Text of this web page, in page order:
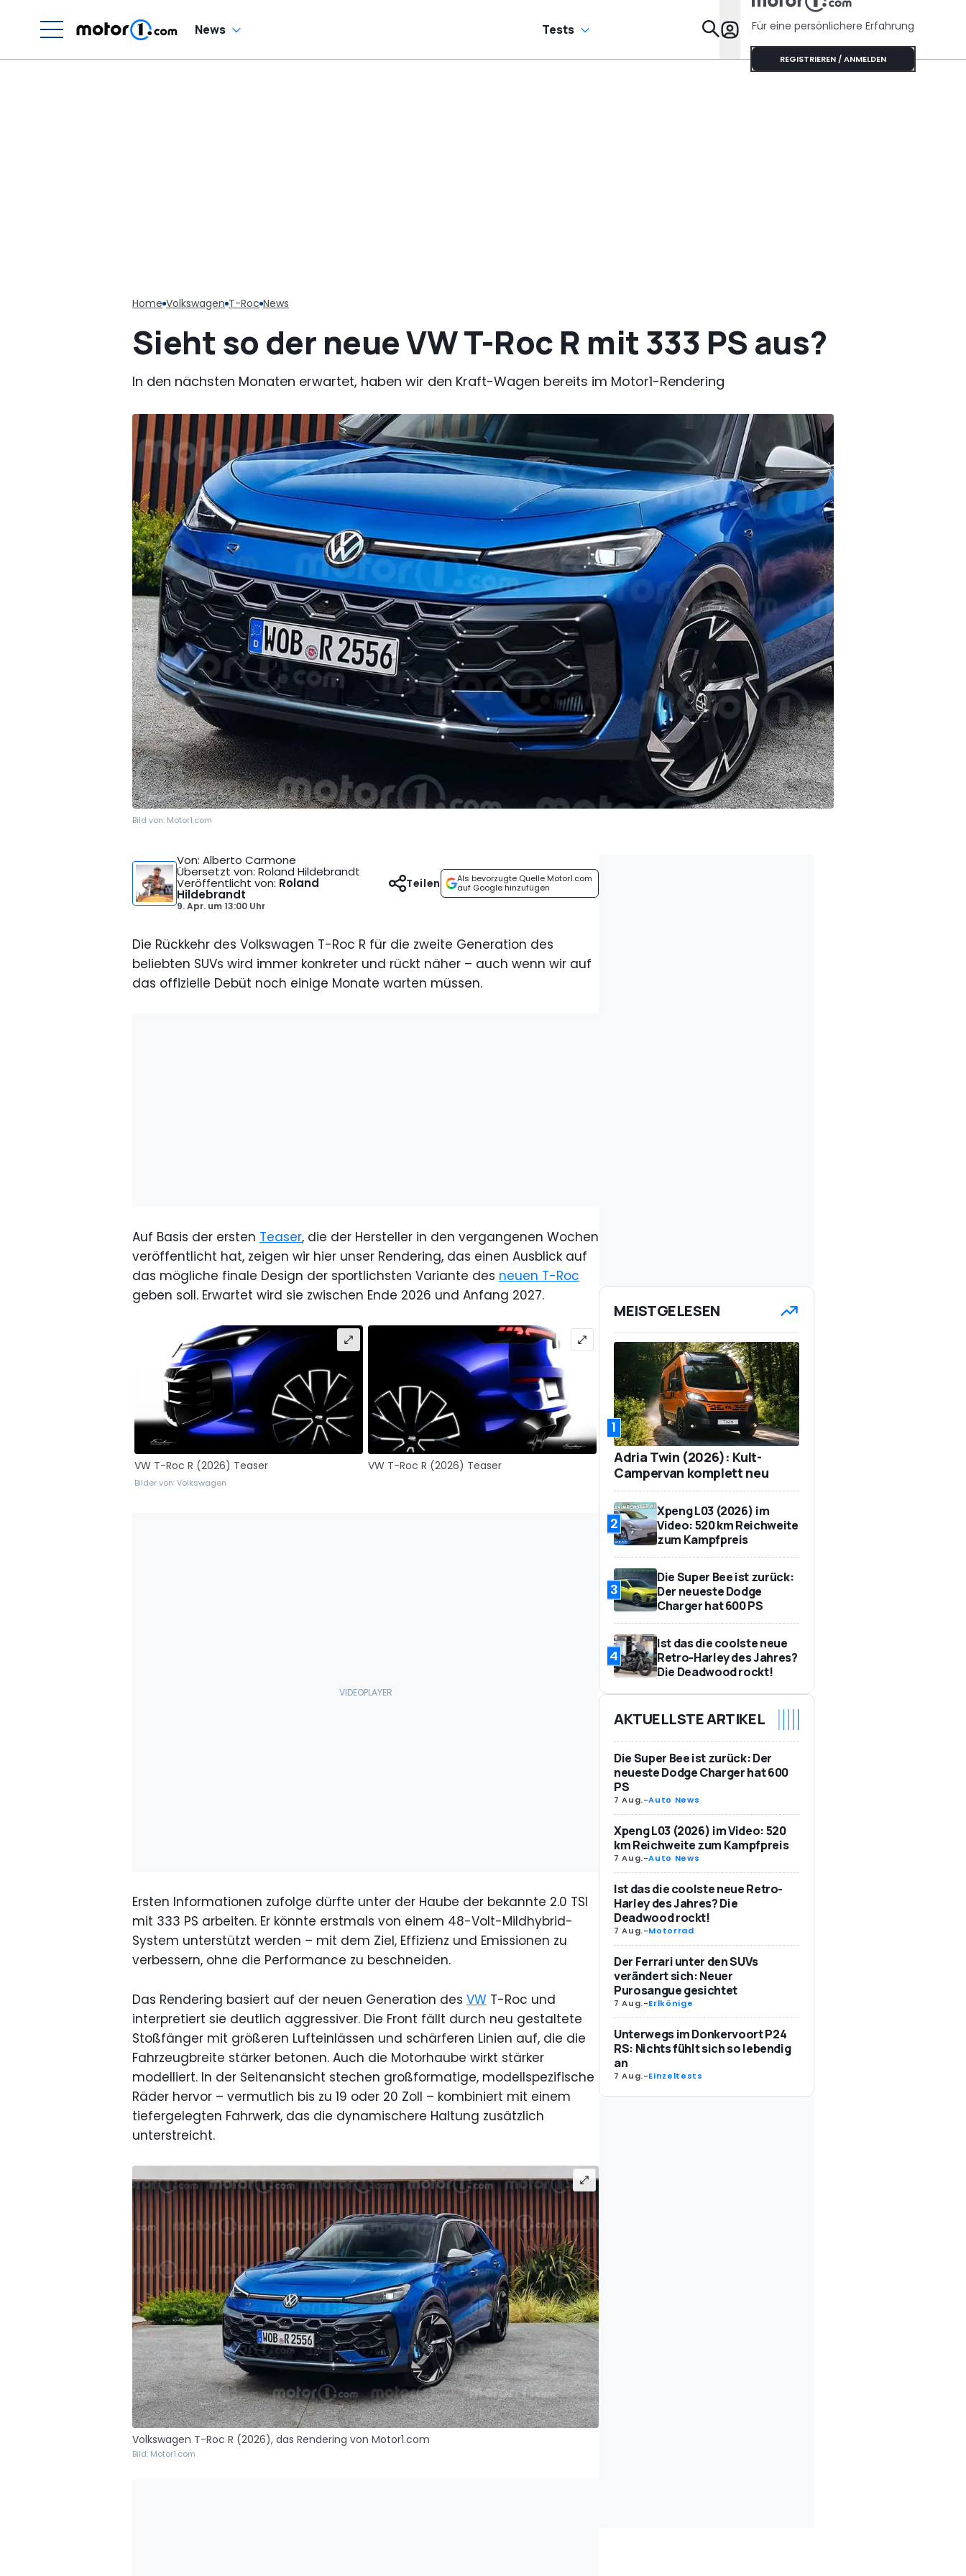
News Tests Specials
Für eine persönlichere Erfahrung
REGISTRIEREN / ANMELDEN
Home Volkswagen T-Roc News
Sieht so der neue VW T-Roc R mit 333 PS aus?
In den nächsten Monaten erwartet, haben wir den Kraft-Wagen bereits im Motor1-Rendering
Bild von: Motor1.com
Von: Alberto Carmone
Übersetzt von: Roland Hildebrandt
Veröffentlicht von: Roland
Hildebrandt
9. Apr. um13:00 Uhr
Als bevorzugte Quelle Motor1.com
auf Google hinzufügen
Teilen
Die Rückkehr des Volkswagen T-Roc R für die zweite Generation des
beliebten SUVs wird immer konkreter und rückt näher – auch wenn wir auf
das offizielle Debüt noch einige Monate warten müssen.
Auf Basis der ersten Teaser, die der Hersteller in den vergangenen Wochen
veröffentlicht hat, zeigen wir hier unser Rendering, das einen Ausblick auf
das mögliche finale Design der sportlichsten Variante des neuen T-Roc
geben soll. Erwartet wird sie zwischen Ende 2026 und Anfang 2027.
VW T-Roc R (2026) Teaser VW T-Roc R (2026) Teaser
Bilder von: Volkswagen
Ersten Informationen zufolge dürfte unter der Haube der bekannte 2.0 TSI
mit 333 PS arbeiten. Er könnte erstmals von einem 48-Volt-Mildhybrid-
System unterstützt werden – mit dem Ziel, Effizienz und Emissionen zu
verbessern, ohne die Performance zu beschneiden.
Das Rendering basiert auf der neuen Generation des VW T-Roc und
interpretiert sie deutlich aggressiver. Die Front fällt durch neu gestaltete
Stoßfänger mit größeren Lufteinlässen und schärferen Linien auf, die die
Fahrzeugbreite stärker betonen. Auch die Motorhaube wirkt stärker
modelliert. In der Seitenansicht stechen großformatige, modellspezifische
Räder hervor – vermutlich bis zu 19 oder 20 Zoll – kombiniert mit einem
tiefergelegten Fahrwerk, das die dynamischere Haltung zusätzlich
unterstreicht.
Volkswagen T-Roc R (2026), das Rendering von Motor1.com
Bild: Motor1.com
MEISTGELESEN
1
Adria Twin (2026): Kult-
Campervan komplett neu
2
Xpeng L03 (2026) im
Video: 520 km Reichweite
zum Kampfpreis
3
Die Super Bee ist zurück:
Der neueste Dodge
Charger hat 600 PS
4
Ist das die coolste neue
Retro-Harley des Jahres?
Die Deadwood rockt!
AKTUELLSTE ARTIKEL
Die Super Bee ist zurück: Der
neueste Dodge Charger hat 600
PS
7 Aug.-Auto News
Xpeng L03 (2026) im Video: 520
km Reichweite zum Kampfpreis
7 Aug.-Auto News
Ist das die coolste neue Retro-
Harley des Jahres? Die
Deadwood rockt!
7 Aug.-Motorrad
Der Ferrari unter den SUVs
verändert sich: Neuer
Purosangue gesichtet
7 Aug.-Erlkönige
Unterwegs im Donkervoort P24
RS: Nichts fühlt sich so lebendig
an
7 Aug.-Einzeltests